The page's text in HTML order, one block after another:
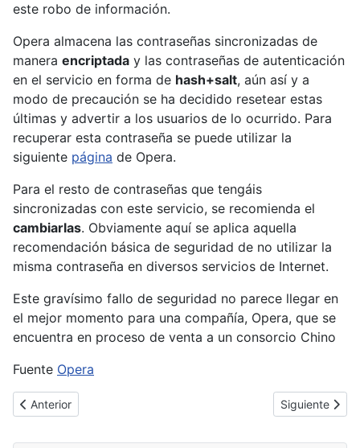
este robo de información.
Opera almacena las contraseñas sincronizadas de
manera encriptada y las contraseñas de autenticación
en el servicio en forma de hash+salt, aún así y a
modo de precaución se ha decidido resetear estas
últimas y advertir a los usuarios de lo ocurrido. Para
recuperar esta contraseña se puede utilizar la
siguiente página de Opera.
Para el resto de contraseñas que tengáis
sincronizadas con este servicio, se recomienda el
cambiarlas. Obviamente aquí se aplica aquella
recomendación básica de seguridad de no utilizar la
misma contraseña en diversos servicios de Internet.
Este gravísimo fallo de seguridad no parece llegar en
el mejor momento para una compañía, Opera, que se
encuentra en proceso de venta a un consorcio Chino
Fuente Opera
Artículo anterior: Offensive Security lanza Kali 2016.2 y avanza
Anterior Artículo
Siguiente